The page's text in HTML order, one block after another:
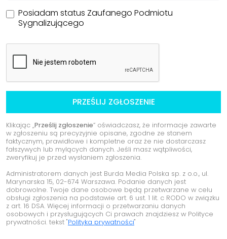
Posiadam status Zaufanego Podmiotu
Sygnalizującego
PRZEŚLIJ ZGŁOSZENIE
Klikając „Prześlij zgłoszenie” oświadczasz, że informacje zawarte
w zgłoszeniu są precyzyjnie opisane, zgodne ze stanem
faktycznym, prawidłowe i kompletne oraz że nie dostarczasz
fałszywych lub mylących danych. Jeśli masz wątpliwości,
zweryfikuj je przed wysłaniem zgłoszenia.
Administratorem danych jest Burda Media Polska sp. z o.o., ul.
Marynarska 15, 02-674 Warszawa. Podanie danych jest
dobrowolne. Twoje dane osobowe będą przetwarzane w celu
obsługi zgłoszenia na podstawie art. 6 ust. 1 lit. c RODO w związku
z art. 16 DSA. Więcej informacji o przetwarzaniu danych
osobowych i przysługujących Ci prawach znajdziesz w Polityce
prywatności. tekst "Polityka prywatności"